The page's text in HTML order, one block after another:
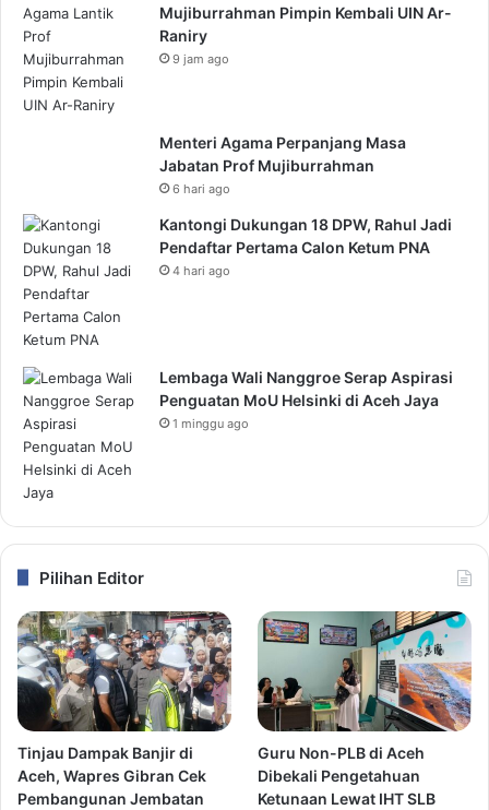
Mujiburrahman Pimpin Kembali UIN Ar-
Raniry
9 jam ago
Menteri Agama Perpanjang Masa
Jabatan Prof Mujiburrahman
6 hari ago
Kantongi Dukungan 18 DPW, Rahul Jadi
Pendaftar Pertama Calon Ketum PNA
4 hari ago
Lembaga Wali Nanggroe Serap Aspirasi
Penguatan MoU Helsinki di Aceh Jaya
1 minggu ago
Pilihan Editor
Tinjau Dampak Banjir di
Aceh, Wapres Gibran Cek
Pembangunan Jembatan
Guru Non-PLB di Aceh
Dibekali Pengetahuan
Ketunaan Lewat IHT SLB